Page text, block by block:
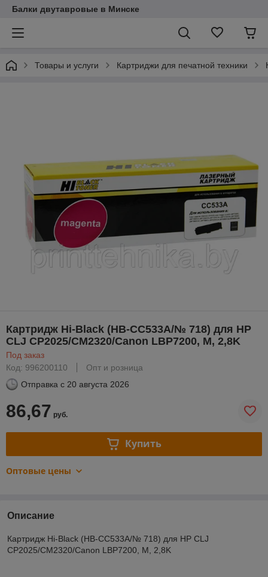
Балки двутавровые в Минске
Товары и услуги Картриджи для печатной техники
Картридж Hi-Black (HB-CC533A/№ 718) для HP
CLJ CP2025/CM2320/Canon LBP7200, M, 2,8K
Под заказ
Код: 996200110
Опт и розница
Отправка с 20 августа 2026
86,67 руб.
Купить
Оптовые цены
Описание
Картридж Hi-Black (HB-CC533A/№ 718) для HP CLJ
CP2025/CM2320/Canon LBP7200, M, 2,8K